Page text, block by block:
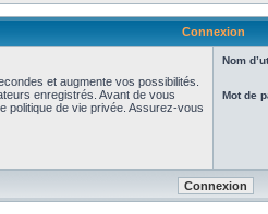
Connexion
et augmente vos possibilités.
enregistrés. Avant de vous
politique de vie privée. Assurez-vous
Nom
Mot de